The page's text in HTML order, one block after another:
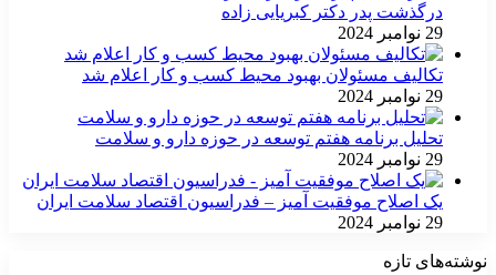
درگذشت پدر دکتر کبریایی زاده
29 نوامبر 2024
تکالیف مسئولان بهبود محیط کسب و کار اعلام شد
29 نوامبر 2024
تحلیل برنامه هفتم توسعه در حوزه دارو و سلامت
29 نوامبر 2024
یک اصلاح موفقیت آمیز – فدراسیون اقتصاد سلامت ایران
29 نوامبر 2024
نوشته‌های تازه